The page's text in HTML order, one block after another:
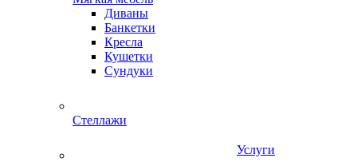
Диваны
Банкетки
Кресла
Кушетки
Сундуки
Стеллажи
Услуги